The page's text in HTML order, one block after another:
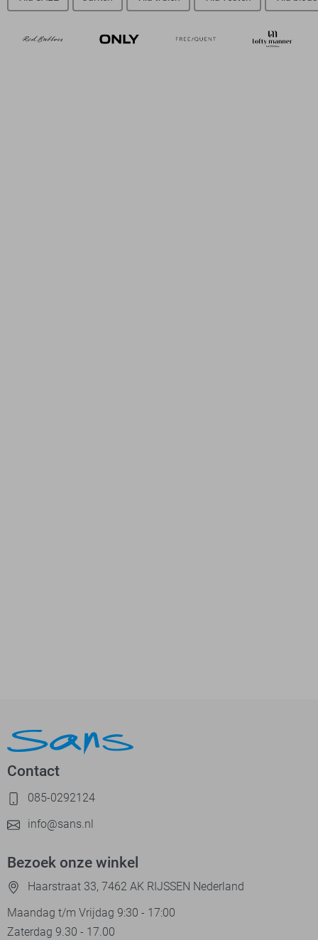
Contact
085-0292124
info@sans.nl
Bezoek onze winkel
Haarstraat 33, 7462 AK RIJSSEN Nederland
Maandag t/m Vrijdag 9:30 - 17:00
Zaterdag 9.30 - 17.00